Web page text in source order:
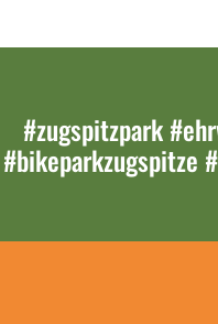
#zugspitzpark
#bikeparkzugspitze